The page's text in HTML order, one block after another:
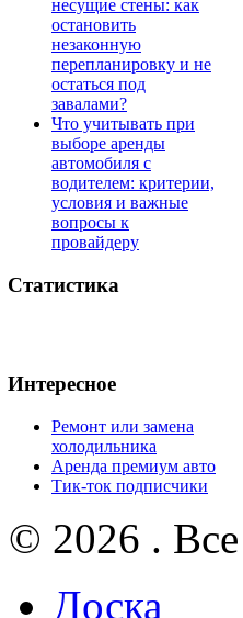
несущие стены: как
остановить
незаконную
перепланировку и не
остаться под
завалами?
Что учитывать при
выборе аренды
автомобиля с
водителем: критерии,
условия и важные
вопросы к
провайдеру
Статистика
Интересное
Ремонт или замена
холодильника
Аренда премиум авто
Тик-ток подписчики
© 2026 .
Доска